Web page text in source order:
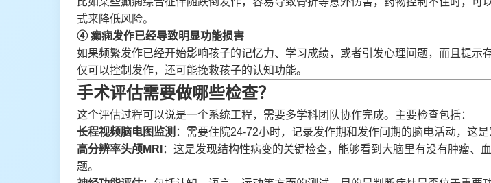
式来降低风险。
④ 癫痫发作已经导致明显功能损害
如果频繁发作已经开始影响孩子的记忆力、学习成绩，或者引发心理问题，而且提示
仅可以控制发作，还可能挽救孩子的认知功能。
手术评估需要做哪些检查？
这个评估过程可以说是一个系统工程，需要多学科团队协作完成。主要检查包括：
长程视频脑电图监测 ：需要住院24-72小时，记录发作期和发作间期的脑电活动，这是
高分辨率头颅MRI ：这是发现结构性病变的关键检查，能够看到大脑里有没有肿瘤、
题。